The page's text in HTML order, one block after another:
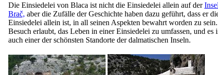
Die Einsiedelei von Blaca ist nicht die Einsiedelei allein auf der
Brač, aber die Zufälle der Geschichte haben dazu geführt, dass er
Einsiedelei allein ist, in all seinen Aspekten bewahrt worden zu
Besuch erlaubt, das Leben in einer Einsiedelei zu umfassen, und es
auch einer der schönsten Standorte der dalmatischen Inseln.